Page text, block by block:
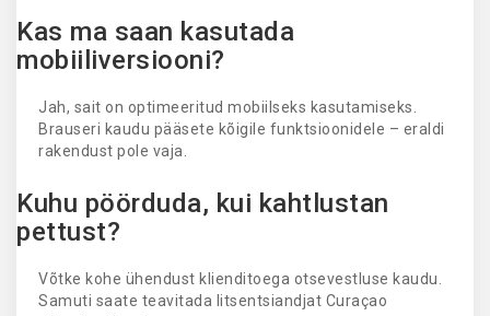
Kas ma saan kasutada
mobiiliversiooni?
Jah, sait on optimeeritud mobiilseks kasutamiseks.
Brauseri kaudu pääsete kõigile funktsioonidele – eraldi
rakendust pole vaja.
Kuhu pöörduda, kui kahtlustan
pettust?
Võtke kohe ühendust klienditoega otsevestluse kaudu.
Samuti saate teavitada litsentsiandjat Curaçao